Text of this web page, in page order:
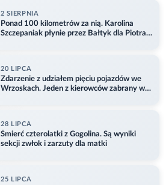
2 SIERPNIA
Ponad 100 kilometrów za nią. Karolina
Szczepaniak płynie przez Bałtyk dla Piotra.
20 LIPCA
Zdarzenie z udziałem pięciu pojazdów we
Wrzoskach. Jeden z kierowców zabrany w
28 LIPCA
Śmierć czterolatki z Gogolina. Są wyniki
sekcji zwłok i zarzuty dla matki
25 LIPCA